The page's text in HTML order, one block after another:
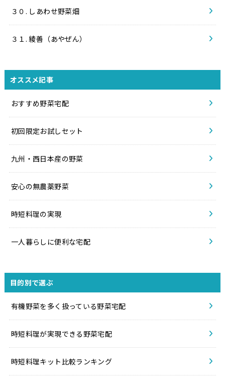
３０. しあわせ野菜畑
３１. 綾善（あやぜん）
オススメ記事
おすすめ野菜宅配
初回限定お試しセット
九州・西日本産の野菜
安心の無農薬野菜
時短料理の実現
一人暮らしに便利な宅配
目的別で選ぶ
有機野菜を多く扱っている野菜宅配
時短料理が実現できる野菜宅配
時短料理キット比較ランキング